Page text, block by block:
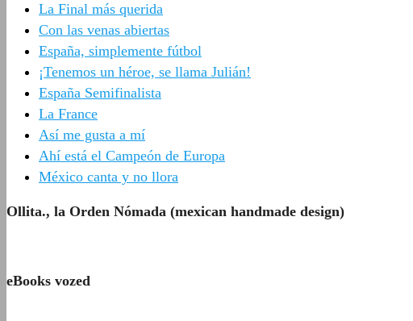
La Final más querida
Con las venas abiertas
España, simplemente fútbol
¡Tenemos un héroe, se llama Julián!
España Semifinalista
La France
Así me gusta a mí
Ahí está el Campeón de Europa
México canta y no llora
Ollita., la Orden Nómada (mexican handmade design)
eBooks vozed